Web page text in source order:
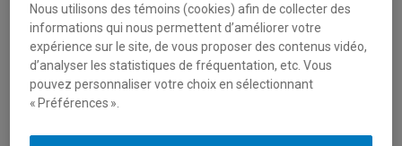
Programmes offerts
Baccalauréat d’intervention en activité physique – profil
Nous utilisons des témoins (cookies) afin de collecter des
informations qui nous permettent d’améliorer votre
expérience sur le site, de vous proposer des contenus vidéo,
d’analyser les statistiques de fréquentation, etc. Vous
pouvez personnaliser votre choix en sélectionnant
« Préférences ».